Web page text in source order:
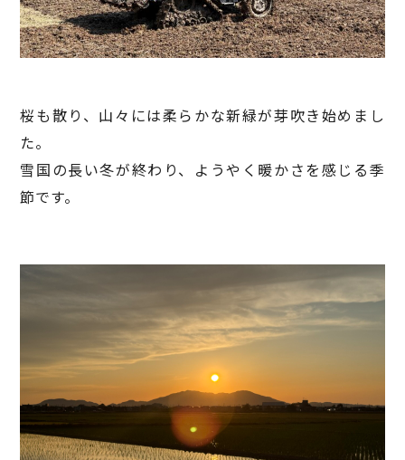
桜も散り、山々には柔らかな新緑が芽吹き始めまし
た。
雪国の長い冬が終わり、ようやく暖かさを感じる季
節です。